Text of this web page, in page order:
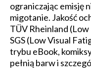
ograniczając emisję
migotanie. Jakość
TÜV Rheinland
SGS (Low Visual
trybu eBook,
pełnią barw i